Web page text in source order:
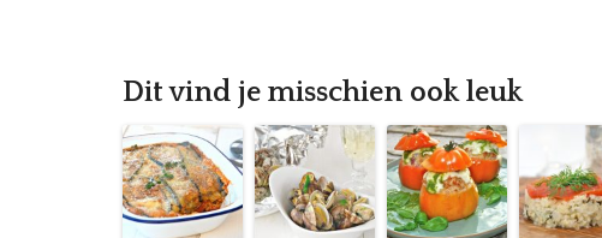
Dit vind je misschien ook leuk